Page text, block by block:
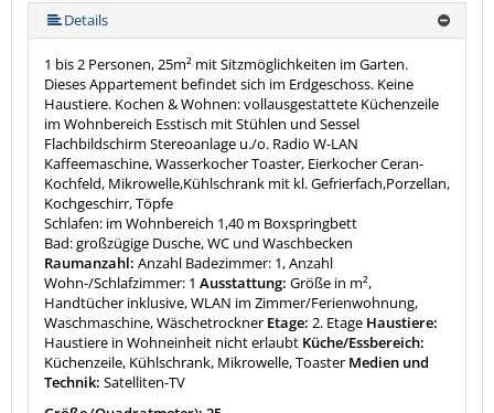
mehr (5 ) »
Details
1 bis 2 Personen, 25m² mit Sitzmöglichkeiten im Garten.
Dieses Appartement befindet sich im Erdgeschoss. Keine
Haustiere. Kochen & Wohnen: vollausgestattete Küchenzeile
im Wohnbereich Esstisch mit Stühlen und Sessel
Flachbildschirm Stereoanlage u./o. Radio W-LAN
Kaffeemaschine, Wasserkocher Toaster, Eierkocher Ceran-
Kochfeld, Mikrowelle,Kühlschrank mit kl. Gefrierfach,Porzellan,
Kochgeschirr, Töpfe
Schlafen: im Wohnbereich 1,40 m Boxspringbett
Bad: großzügige Dusche, WC und Waschbecken
Raumanzahl: Anzahl Badezimmer: 1, Anzahl
Wohn-/Schlafzimmer: 1 Ausstattung: Größe in m²,
Handtücher inklusive, WLAN im Zimmer/Ferienwohnung,
Waschmaschine, Wäschetrockner Etage: 2. Etage Haustiere:
Haustiere in Wohneinheit nicht erlaubt Küche/Essbereich:
Küchenzeile, Kühlschrank, Mikrowelle, Toaster Medien und
Technik: Satelliten-TV